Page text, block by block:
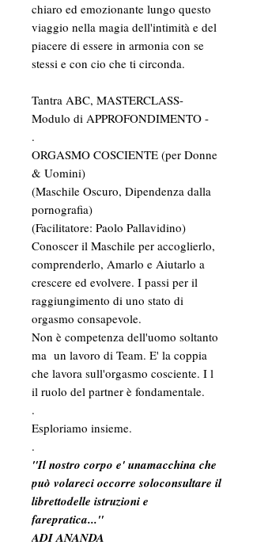
chiaro ed emozionante lungo questo
viaggio nella magia dell'intimità e del
piacere di essere in armonia con se
stessi e con cio che ti circonda.
Tantra ABC, MASTERCLASS-
Modulo di APPROFONDIMENTO -
.
ORGASMO COSCIENTE (per Donne
& Uomini)
(Maschile Oscuro, Dipendenza dalla
pornografia)
(Facilitatore: Paolo Pallavidino)
Conoscer il Maschile per accoglierlo,
comprenderlo, Amarlo e Aiutarlo a
crescere ed evolvere. I passi per il
raggiungimento di uno stato di
orgasmo consapevole.
Non è competenza dell'uomo soltanto
ma un lavoro di Team. E' la coppia
che lavora sull'orgasmo cosciente. I l
il ruolo del partner è fondamentale.
.
Esploriamo insieme.
.
"Il nostro corpo e' unamacchina che
può volareci occorre soloconsultare il
librettodelle istruzioni e
farepratica..."
ADI ANANDA